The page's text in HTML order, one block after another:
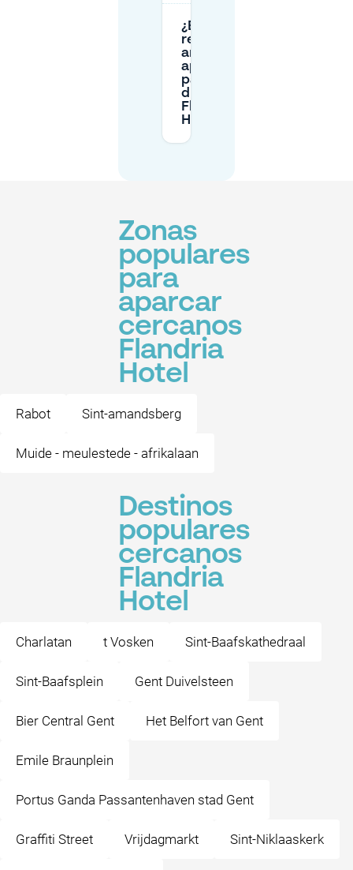
¿Es mejor
reservar con
antelación el
aparcamiento
para todo el
día cerca de
Flandria
Hotel?
Zonas
populares
para
aparcar
cercanos
Flandria
Hotel
Rabot Sint-amandsberg
Muide - meulestede - afrikalaan
Destinos
populares
cercanos
Flandria
Hotel
Charlatan t Vosken Sint-Baafskathedraal
Sint-Baafsplein Gent Duivelsteen
Bier Central Gent Het Belfort van Gent
Emile Braunplein
Portus Ganda Passantenhaven stad Gent
Graffiti Street Vrijdagmarkt Sint-Niklaaskerk